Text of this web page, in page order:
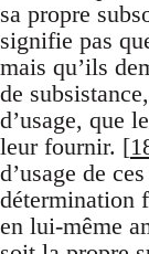
sa propre
signifie pas
mais qu’ils
de
d’usage, que
leur fournir. [
d’usage de
détermination
en lui-même